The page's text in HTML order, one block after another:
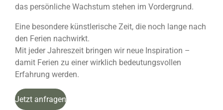
das persönliche Wachstum stehen im Vordergrund.
Eine besondere künstlerische Zeit, die noch lange nach
den Ferien nachwirkt.
Mit jeder Jahreszeit bringen wir neue Inspiration –
damit Ferien zu einer wirklich bedeutungsvollen
Erfahrung werden.
Jetzt anfragen